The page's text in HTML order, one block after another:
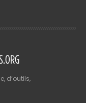
d’outils,